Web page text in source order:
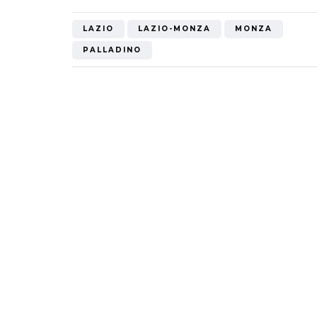
LAZIO LAZIO-MONZA MONZA
PALLADINO